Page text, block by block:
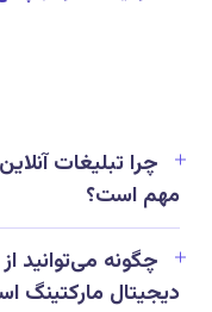
چرا تبلیغات
مهم است؟
چگونه می‌توانید
دیجیتال مارکتینگ